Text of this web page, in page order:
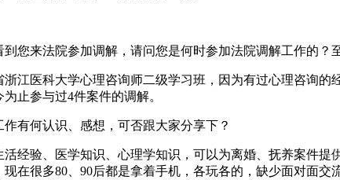
您来法院参加调解，请问您是何时参加法院调解工作的？
浙江医科大学心理咨询师二级学习班，因为有过心理咨询的
止参与过4件案件的调解。
有何认识、感想，可否跟大家分享下？
经验、医学知识、心理学知识，可以为离婚、抚养案件提
在很多80、90后都是拿着手机，各玩各的，缺少面对面交